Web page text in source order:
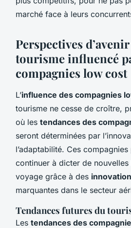
marché face à leurs
Perspectives
tourisme influencé
compagnies low cost
L’influence des compagnies
tourisme ne cesse de croître,
où les tendances des
seront déterminées par
l’adaptabilité. Ces
continuer à dicter de
voyage grâce à des
marquantes dans le secteur
Tendances futures du
Les tendances des